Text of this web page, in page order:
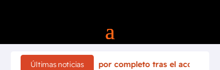
Últimas noticias
2026 cambia por completo tras el accidente de